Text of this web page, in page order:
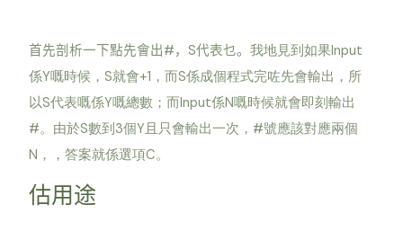
首先剖析一下點先會出#，S代表乜。我地見到如果Input
係Y嘅時候，S就會+1 ，而S係成個程式完咗先會輸出，所
以S代表嘅係Y嘅總數；而Input係N嘅時候就會即刻輸出
#。由於S數到 3個Y 且只會輸出一次， #號應該對應兩個
N ，，答案就係選項C。
估用途